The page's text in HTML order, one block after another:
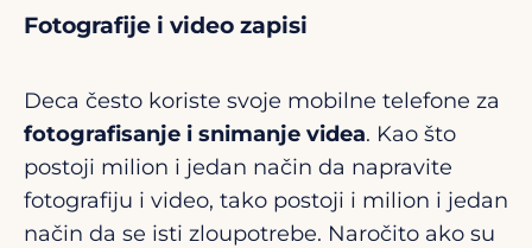
Fotografije i video zapisi
Deca često koriste svoje mobilne telefone za
fotografisanje i snimanje videa. Kao što
postoji milion i jedan način da napravite
fotografiju i video, tako postoji i milion i jedan
način da se isti zloupotrebe. Naročito ako su